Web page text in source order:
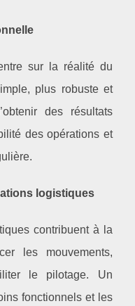
sur la réalité du
plus robuste et
des résultats
des opérations et
logistiques
contribuent à la
les mouvements,
le pilotage. Un
fonctionnels et les